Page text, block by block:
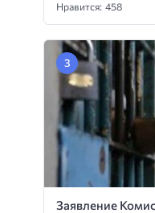
Нравится: 458
Заявление